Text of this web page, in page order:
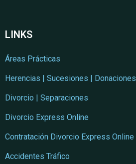
LINKS
Áreas Prácticas
Herencias | Sucesiones | Donaciones
Divorcio | Separaciones
Divorcio Express Online
Contratación Divorcio Express Online
Accidentes Tráfico